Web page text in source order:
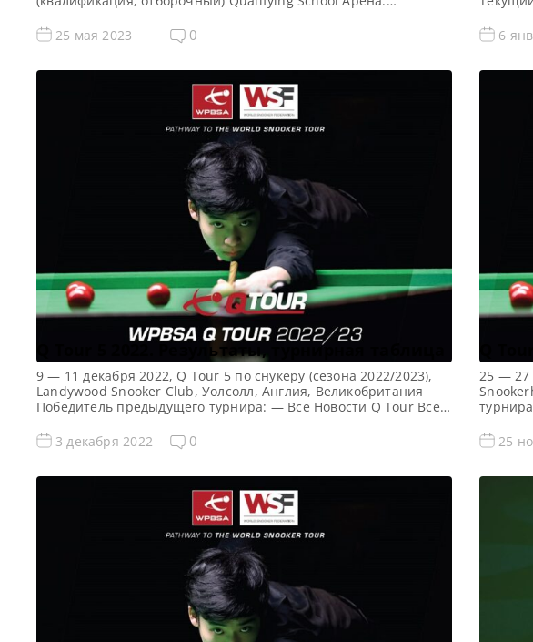
город, страна): Лестер, Англия, Великобритания Победитель
предыдущего турнира: — Все новости и результаты Q School
[…]
25 мая 2023 0
2023
6
Q Tour 5 2022. Результаты, турнирная таблица
9 — 11 декабря 2022, Q Tour 5 по снукеру (сезона 2022/2023),
Landywood Snooker Club, Уолсолл, Англия, Великобритания
Победитель предыдущего турнира: — Все Новости Q Tour Все
Tour 5 (2022/2023) Турнирная сетка Q Tour 5 2022 по снукеру:
1/16 финала 1/8 финала 1/4 финала 1/2 финала […]
3 декабря 2022 0
Q
25 — 27
1/8
25